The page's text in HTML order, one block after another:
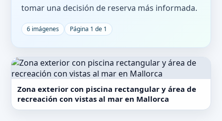
tomar una decisión de reserva más informada.
6 imágenes Página 1 de 1
Zona exterior con piscina rectangular y área de
recreación con vistas al mar en Mallorca